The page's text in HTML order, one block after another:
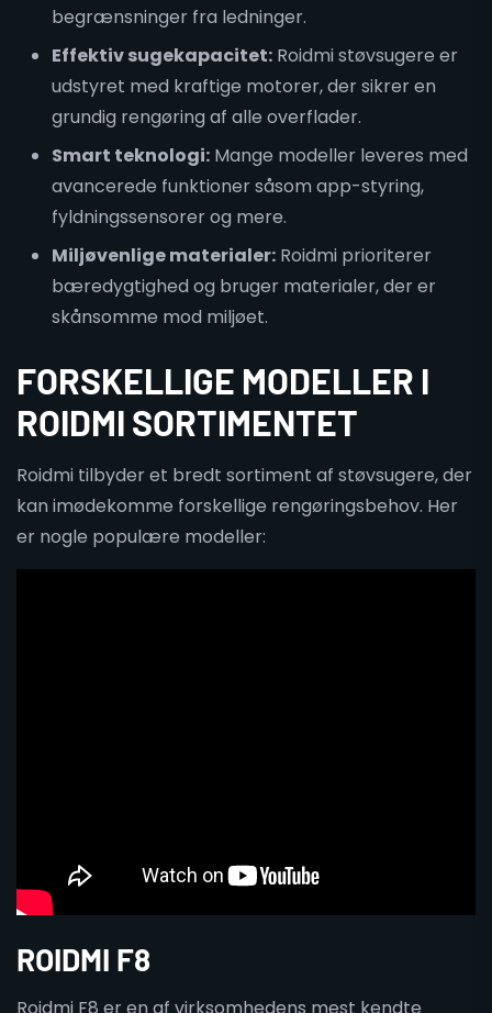
begrænsninger fra ledninger.
Effektiv sugekapacitet: Roidmi støvsugere er
udstyret med kraftige motorer, der sikrer en
grundig rengøring af alle overflader.
Smart teknologi: Mange modeller leveres med
avancerede funktioner såsom app-styring,
fyldningssensorer og mere.
Miljøvenlige materialer: Roidmi prioriterer
bæredygtighed og bruger materialer, der er
skånsomme mod miljøet.
FORSKELLIGE MODELLER I
ROIDMI SORTIMENTET
Roidmi tilbyder et bredt sortiment af støvsugere, der
kan imødekomme forskellige rengøringsbehov. Her
er nogle populære modeller:
ROIDMI F8